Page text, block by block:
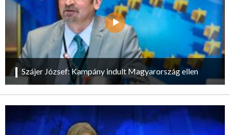
Szájer József: Kampány indult Magyarország ellen